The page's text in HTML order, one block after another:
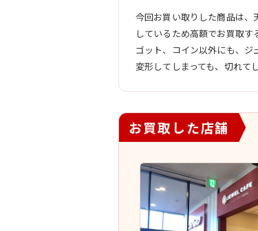
今回お買い取りした商品は、
しているため高額でお買取
ゴット、コイン以外にも、
変形してしまっても、切れて
お買取した店舗